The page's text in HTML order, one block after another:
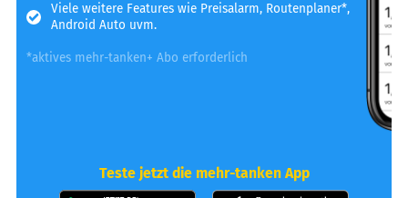
Viele weitere Features wie Preisalarm, Routenplaner*,
Android Auto uvm.
*aktives mehr-tanken+ Abo erforderlich
Teste jetzt die mehr-tanken App